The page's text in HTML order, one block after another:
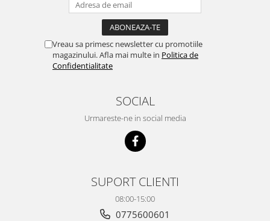
Vreau sa primesc newsletter cu promotiile
magazinului. Afla mai multe in Politica de
Confidentialitate
SOCIAL
Urmareste-ne in social media
SUPORT CLIENTI
08:00-15:00
0775600601